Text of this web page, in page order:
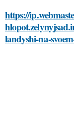
https://
landyshi-na-